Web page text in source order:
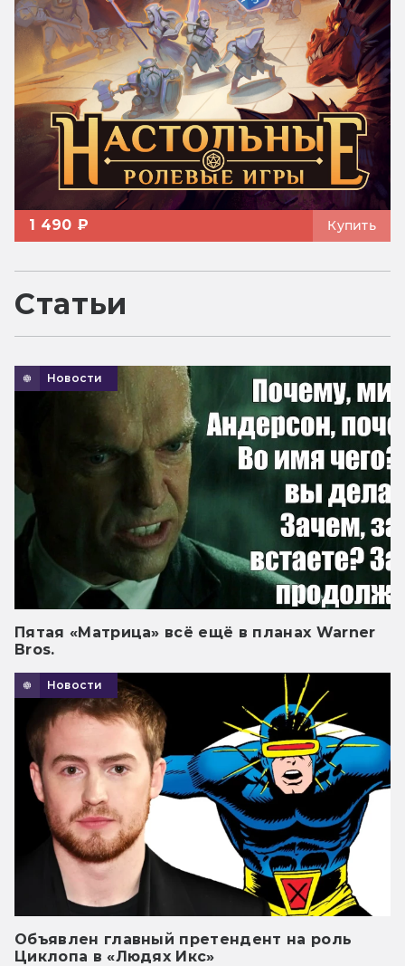
1 490 ₽ Купить
Статьи
Новости
Пятая «Матрица» всё ещё в планах Warner
Bros.
Новости
Объявлен главный претендент на роль
Циклопа в «Людях Икс»